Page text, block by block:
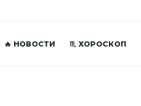
🔥 НОВОСТИ ♏ ХОРОСКОП